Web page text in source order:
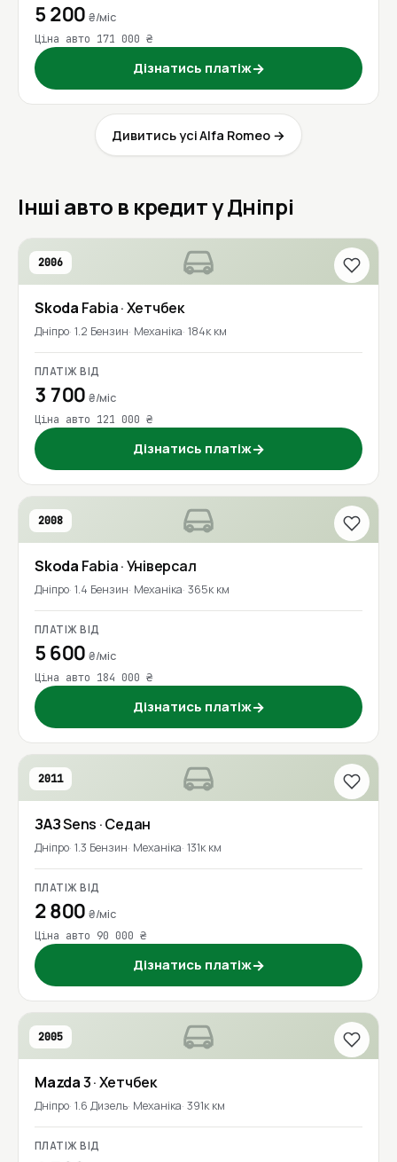
5 200₴/міс
Ціна авто 171 000 ₴
Дізнатись платіж→
Дивитись усі Alfa Romeo →
Інші авто в кредит у Дніпрі
2006
Skoda Fabia· Хетчбек
Дніпро 1.2 Бензин Механіка 184к км
ПЛАТІЖ ВІД
3 700₴/міс
Ціна авто 121 000 ₴
Дізнатись платіж→
2008
Skoda Fabia· Універсал
Дніпро 1.4 Бензин Механіка 365к км
ПЛАТІЖ ВІД
5 600₴/міс
Ціна авто 184 000 ₴
Дізнатись платіж→
2011
ЗАЗSens · Седан
Дніпро 1.3 Бензин Механіка 131к км
ПЛАТІЖ ВІД
2 800₴/міс
Ціна авто 90 000 ₴
Дізнатись платіж→
2005
Mazda3· Хетчбек
Дніпро 1.6 Дизель Механіка 391к км
ПЛАТІЖ ВІД